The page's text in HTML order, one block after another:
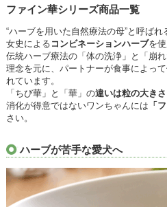
ファイン華シリーズ商品一覧
“ハーブを用いた自然療法の母”と呼ば
女史による コンビネーションハーブを
伝統ハーブ療法の「体の洗浄」と「崩
理念を元に、パートナーが食事によっ
れています。
「ちび華」と「華」の違いは粒の大きさ
消化が得意ではないワンちゃんには 「
さい。
ハーブが苦手な愛犬へ